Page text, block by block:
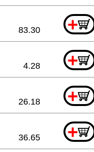
+
83.30
+
4.28
+
26.18
+
36.65